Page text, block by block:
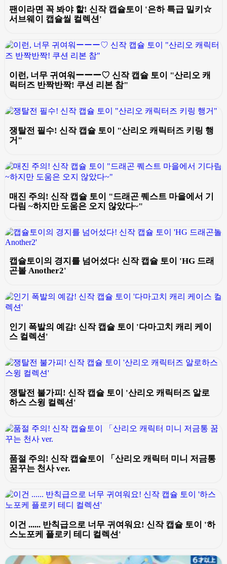
팬이라면 꼭 봐야 할! 신작 캡슐토이 '은하 특급 밀키☆
서브웨이 캡슐씰 컬렉션'
이런, 너무 귀여워ーーー♡ 신작 캡슐 토이 "산리오 캐
릭터즈 반짝반짝! 쿠션 리본 참"
쟁탈전 필수! 신작 캡슐 토이 "산리오 캐릭터즈 키링 행
거"
매진 주의! 신작 캡슐 토이 "드래곤 퀘스트 마을에서 기
다림 ~하지만 도움은 오지 않았다~"
캡슐토이의 경지를 넘어섰다! 신작 캡슐 토이 'HG 드래
곤볼 Another2'
인기 폭발의 예감! 신작 캡슐 토이 '다마고치 캐리 케이
스 컬렉션'
쟁탈전 불가피! 신작 캡슐 토이 '산리오 캐릭터즈 알로
하스 스윙 컬렉션'
품절 주의! 신작 캡슐토이 「산리오 캐릭터 미니 저금통
꿈꾸는 천사 ver.
이건 ...... 반칙급으로 너무 귀여워요! 신작 캡슐 토이 '하
스노포케 플로키 테디 컬렉션'